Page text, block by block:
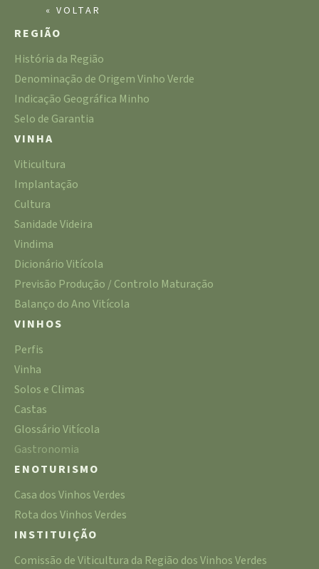
« VOLTAR
REGIÃO
História da Região
Denominação de Origem Vinho Verde
Indicação Geográfica Minho
Selo de Garantia
VINHA
Viticultura
Implantação
Cultura
Sanidade Videira
Vindima
Dicionário Vitícola
Previsão Produção / Controlo Maturação
Balanço do Ano Vitícola
VINHOS
Perfis
Vinha
Solos e Climas
Castas
Glossário Vitícola
Gastronomia
ENOTURISMO
Casa dos Vinhos Verdes
Rota dos Vinhos Verdes
INSTITUIÇÃO
Comissão de Viticultura da Região dos Vinhos Verdes